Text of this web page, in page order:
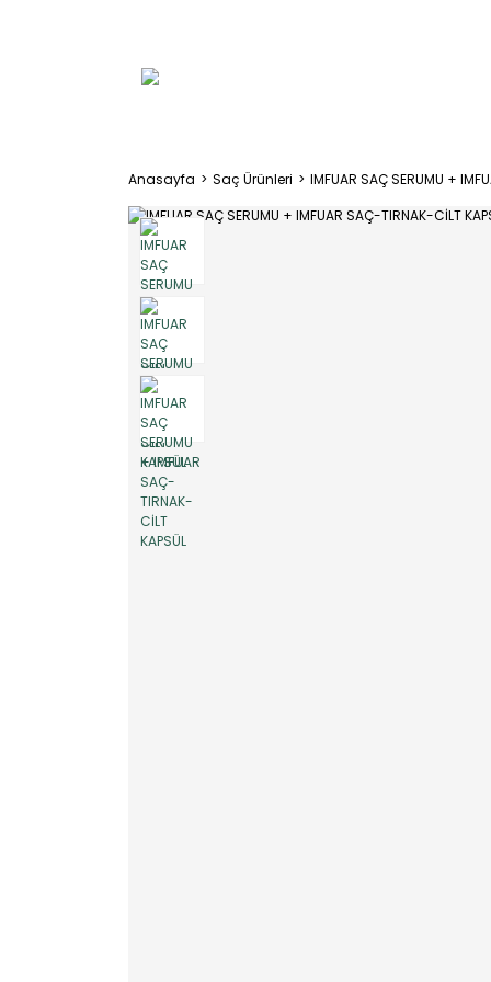
Anasayfa Saç Ürünleri IMFUAR SAÇ SERUMU +